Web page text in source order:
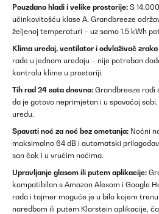
Pouzdano hladi i velike prostorije: S
učinkovitošću klase A, Grandbreeze
željenoj temperaturi – uz samo 1,5 kWh
Klima uređaj, ventilator i odvlaživač zraka
rade u jednom uređaju – nije potreban
kontrolu klime u prostoriji.
Tih rad 24 sata dnevno: Grandbreeze radi
da je gotovo neprimjetan i u spavaćoj
uredu.
Spavati noć za noć bez ometanja: Noćni
maksimalno 64 dB i automatski
san čak i u vrućim noćima.
Upravljanje glasom ili putem aplikacije:
kompatibilan s Amazon Alexom i Google
rada i tajmer moguće je u bilo kojem
naredbom ili putem Klarstein aplikacije,